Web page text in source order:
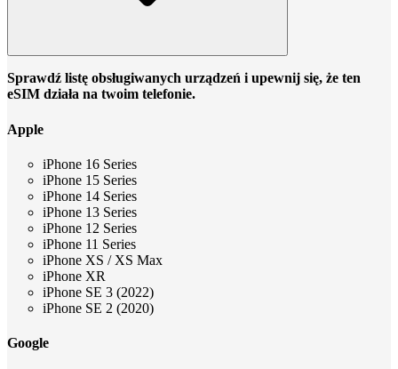
Sprawdź listę obsługiwanych urządzeń i upewnij się, że ten
eSIM działa na twoim telefonie.
Apple
iPhone 16 Series
iPhone 15 Series
iPhone 14 Series
iPhone 13 Series
iPhone 12 Series
iPhone 11 Series
iPhone XS / XS Max
iPhone XR
iPhone SE 3 (2022)
iPhone SE 2 (2020)
Google